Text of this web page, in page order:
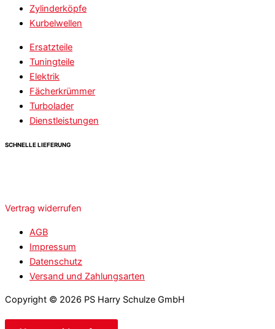
Zylinderköpfe
Kurbelwellen
Ersatzteile
Tuningteile
Elektrik
Fächerkrümmer
Turbolader
Dienstleistungen
SCHNELLE LIEFERUNG
Vertrag widerrufen
AGB
Impressum
Datenschutz
Versand und Zahlungsarten
Copyright © 2026 PS Harry Schulze GmbH